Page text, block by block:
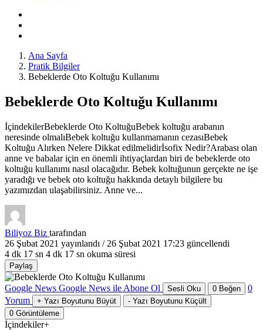
Ana Sayfa
Pratik Bilgiler
Bebeklerde Oto Koltuğu Kullanımı
Bebeklerde Oto Koltuğu Kullanımı
İçindekilerBebeklerde Oto KoltuğuBebek koltuğu arabanın
neresinde olmalıBebek koltuğu kullanmamanın cezasıBebek
Koltuğu Alırken Nelere Dikkat edilmelidirİsofix Nedir?Arabası olan
anne ve babalar için en önemli ihtiyaçlardan biri de bebeklerde oto
koltuğu kullanımı nasıl olacağıdır. Bebek koltuğunun gerçekte ne işe
yaradığı ve bebek oto koltuğu hakkında detaylı bilgilere bu
yazımızdan ulaşabilirsiniz. Anne ve...
Biliyoz Biz tarafından
26 Şubat 2021 yayınlandı / 26 Şubat 2021 17:23 güncellendi
4 dk 17 sn 4 dk 17 sn okuma süresi
Paylaş
Google News Google News ile Abone Ol Sesli Oku 0 Beğen
0
Yorum
+ Yazı Boyutunu Büyüt - Yazı Boyutunu Küçült
0 Görüntüleme
İçindekiler+